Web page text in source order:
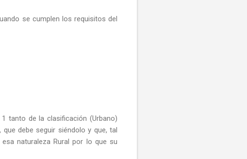
se cumplen los requisitos del
tanto de la clasificación (Urbano)
debe seguir siéndolo y que, tal
naturaleza Rural por lo que su